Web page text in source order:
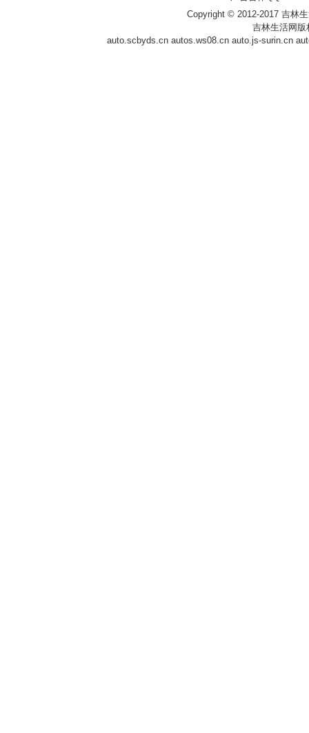
Copyright © 2012-2017 吉林
吉林生活网
auto.scbyds.cn autos.ws08.cn auto.js-surin.cn